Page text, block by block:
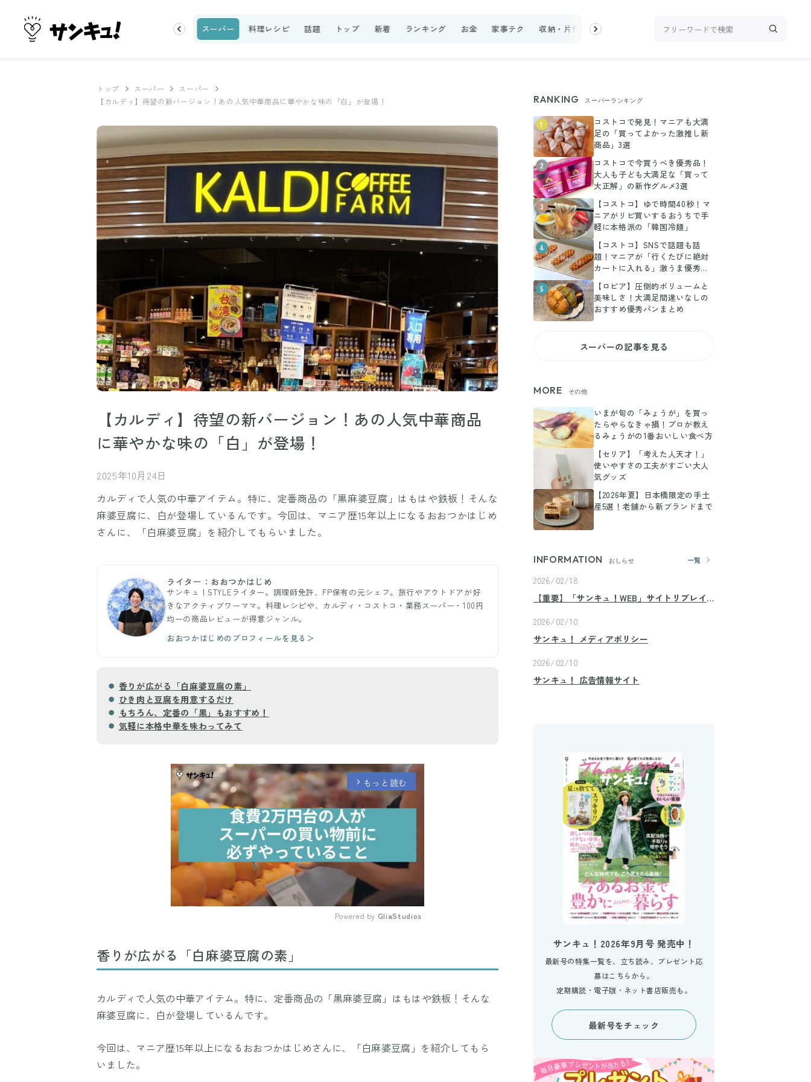
収納・片付け ビューティ 100均・雑貨 スーパー 料理レシピ 話題 トップ 新着 ランキング お金 家事テク 収納・片付け 100均・雑貨 スーパー 料理レシピ
トップ スーパー
スーパー
【カルディ】待望の新バージョン！あの人気中華商品に華やかな味の「白」が登場！
【カルディ】待望の新バージョン！あの人気中華商品
に華やかな味の「白」が登場！
2025年10月24日
カルディで人気の中華アイテム。特に、定番商品の「黒麻婆豆腐」はもはや鉄板！そんな
麻婆豆腐に、白が登場しているんです。今回は、マニア歴15年以上になるおおつかはじめ
さんに、「白麻婆豆腐」を紹介してもらいました。
ライター：おおつかはじめ
サンキュ！STYLEライター。調理師免許、FP保有の元シェフ。旅行やアウトドアが好
きなアクティブワーママ。料理レシピや、カルディ・コストコ・業務スーパー・100円
均一の商品レビューが得意ジャンル。
おおつかはじめのプロフィールを見る＞
香りが広がる「白麻婆豆腐の素」
ひき肉と豆腐を用意するだけ
もちろん、定番の「黒」もおすすめ！
気軽に本格中華を味わってみて
arrow_forward_ios もっと読む
Powered by GliaStudios
香りが広がる「白麻婆豆腐の素」
カルディで人気の中華アイテム。特に、定番商品の「黒麻婆豆腐」はもはや鉄板！そんな
麻婆豆腐に、白が登場しているんです。
今回は、マニア歴15年以上になるおおつかはじめさんに、「白麻婆豆腐」を紹介してもら
いました。
RANKING スーパーランキング
1
コストコで発見！マニアも大満
足の「買ってよかった激推し新
商品」3選
2
コストコで今買うべき優秀品！
大人も子ども大満足な「買って
大正解」の新作グルメ3選
3
【コストコ】ゆで時間40秒！マ
ニアがリピ買いするおうちで手
軽に本格派の「韓国冷麺」
4
【コストコ】SNSで話題も話
題！マニアが「行くたびに絶対
カートに入れる」激うま優秀グ
5
【ロピア】圧倒的ボリュームと
美味しさ！大満足間違いなしの
おすすめ優秀パンまとめ
スーパーの記事を見る
MORE その他
いまが旬の「みょうが」を買っ
たらやらなきゃ損！プロが教え
るみょうがの1番おいしい食べ方
【セリア】「考えた人天才！」
使いやすさの工夫がすごい大人
気グッズ
【2026年夏】日本橋限定の手土
産5選！老舗から新ブランドまで
INFORMATION おしらせ 一覧
2026/02/18
【重要】「サンキュ！WEB」サイトリプレイ
2026/02/10
サンキュ！ メディアポリシー
2026/02/10
サンキュ！ 広告情報サイト
サンキュ！2026年9月号 発売中！
最新号の特集一覧を、立ち読み、プレゼント応
募はこちらから。
定期購読・電子版・ネット書店販売も。
最新号をチェック